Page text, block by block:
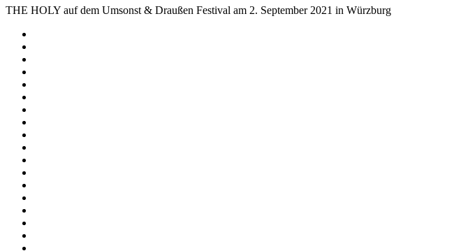
THE HOLY auf dem Umsonst & Draußen Festival am 2. September 2021 in Würzburg